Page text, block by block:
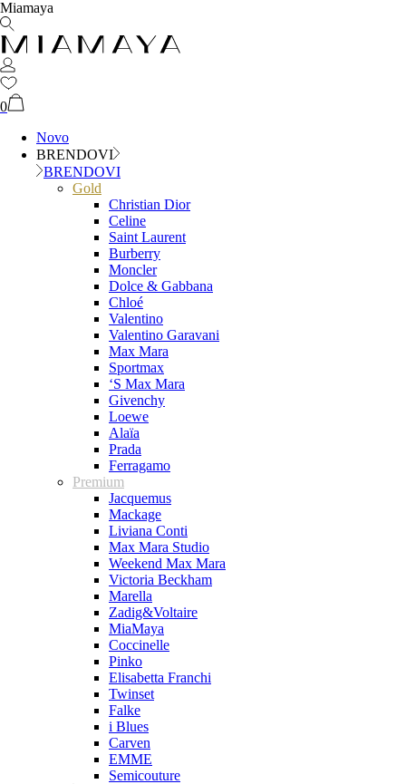
Miamaya
0
Novo
BRENDOVI
BRENDOVI
Gold
Christian Dior
Celine
Saint Laurent
Burberry
Moncler
Dolce & Gabbana
Chloé
Valentino
Valentino Garavani
Max Mara
Sportmax
‘S Max Mara
Givenchy
Loewe
Alaïa
Prada
Ferragamo
Premium
Jacquemus
Mackage
Liviana Conti
Max Mara Studio
Weekend Max Mara
Victoria Beckham
Marella
Zadig&Voltaire
MiaMaya
Coccinelle
Pinko
Elisabetta Franchi
Twinset
Falke
i Blues
Carven
EMME
Semicouture